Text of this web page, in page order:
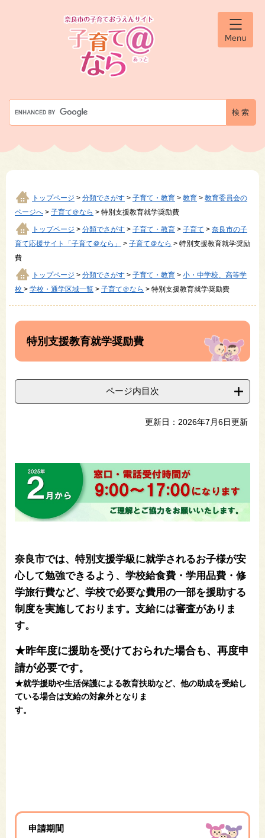
ニ
o
l
カ
検
索
トップページ > 分類でさがす > 子育て・教育 > 教育 > 教育委員会の
ページへ > 子育て＠なら > 特別支援教育就学奨励費
トップページ > 分類でさがす > 子育て・教育 > 子育て > 奈良市の子
育て応援サイト「子育て＠なら」
> 子育て＠なら > 特別支援教育就学奨励
費
トップページ > 分類でさがす > 子育て・教育 > 小・中学校、高等学
校 > 学校・通学区域一覧 > 子育て＠なら > 特別支援教育就学奨励費
特別支援教育就学奨励費
ページ内目次
更新日：2026年7月6日更新
奈良市では、特別支援学級に就学されるお子様が安
心して勉強できるよう、学校給食費・学用品費・修
学旅行費など、学校で必要な費用の一部を援助する
制度を実施しております。​支給には審査がありま
す。
★昨年度に援助を受けておられた場合も、再度申
請が必要です。
★就学援助や生活保護による教育扶助など、他の助成を受給し
ている場合は支給の対象外となりま
す。
申請期間